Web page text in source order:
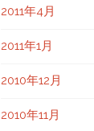
2011年4月
2011年1月
2010年12月
2010年11月